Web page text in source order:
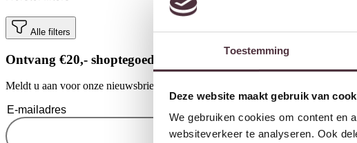
Toestemming
Deze website maakt gebruik van
We gebruiken cookies om content en
websiteverkeer te analyseren. Ook
Alle filters
Ontvang €20,- shoptegoed
Meldt u aan voor onze nieuwsbrief en ontvang €20,- shoptegoed voor uw